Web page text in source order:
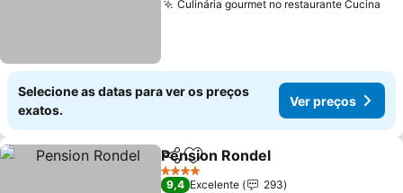
Culinária gourmet no restaurante Cucina
Selecione as datas para ver os preços
exatos.
Ver preços
PartilharAdicionar aos favoritos
Pension Rondel
4 Estrelas
9,4 Excelente
293